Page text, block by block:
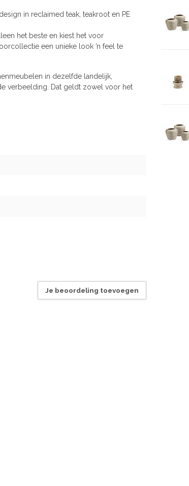
in reclaimed teak, teakroot en PE
het beste en kiest het voor
een unieke look ’n feel te
in dezelfde landelijk,
verbeelding. Dat geldt zowel voor het
Je beoordeling toevoegen